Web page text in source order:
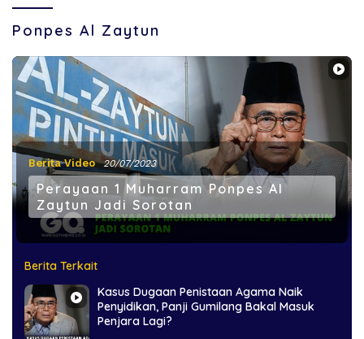
Ponpes Al Zaytun
Berita Video 20/07/2023
Perayaan 1 Muharram Ponpes Al
Zaytun Jadi Sorotan
Berita Terkait
Kasus Dugaan Penistaan Agama Naik
Penyidikan, Panji Gumilang Bakal Masuk
Penjara Lagi?